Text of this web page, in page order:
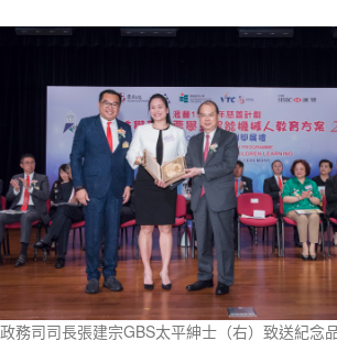
政務司司長張建宗GBS太平紳士（右）致送紀念